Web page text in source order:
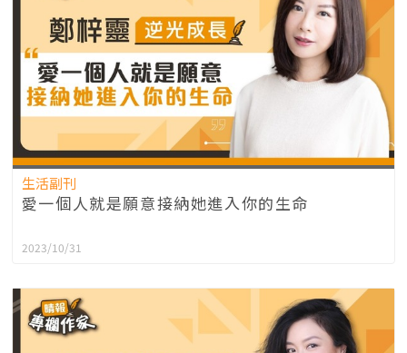
生活副刊
愛一個人就是願意接納她進入你的生命
2023/10/31